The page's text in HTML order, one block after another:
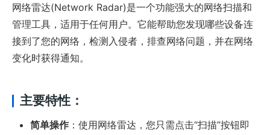
网络雷达(Network Radar)是一个功能强大的网络扫描和
管理工具，适用于任何用户。它能帮助您发现哪些设备连
接到了您的网络，检测入侵者，排查网络问题，并在网络
变化时获得通知。
主要特性：
简单操作 ：使用网络雷达，您只需点击“扫描”按钮即